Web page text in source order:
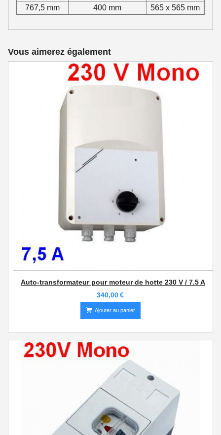
767,5 mm
400 mm 565 x 565 mm
Vous aimerez également
Auto-transformateur pour moteur de hotte 230 V / 7.5 A
340,00€
Ajouter au panier